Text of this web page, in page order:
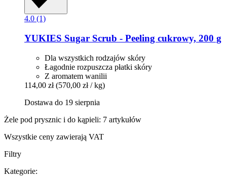
4.0 (1)
YUKIES Sugar Scrub -​ Peeling cukrowy, 200 g
Dla wszystkich rodzajów skóry
Łagodnie rozpuszcza płatki skóry
Z aromatem wanilii
114,00 zł (570,00 zł / kg)
Dostawa do 19 sierpnia
Żele pod prysznic i do kąpieli: 7 artykułów
Wszystkie ceny zawierają VAT
Filtry
Kategorie: